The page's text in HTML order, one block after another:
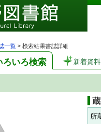
一覧 > 検索結果書誌詳細
ろいろ検索 新着資料
所